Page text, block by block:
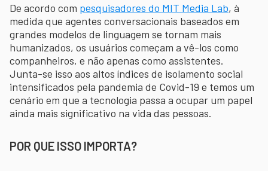
De acordo com pesquisadores do MIT Media Lab, à
medida que agentes conversacionais baseados em
grandes modelos de linguagem se tornam mais
humanizados, os usuários começam a vê-los como
companheiros, e não apenas como assistentes.
Junta-se isso aos altos índices de isolamento social
intensificados pela pandemia de Covid-19 e temos um
cenário em que a tecnologia passa a ocupar um papel
ainda mais significativo na vida das pessoas.
POR QUE ISSO IMPORTA?